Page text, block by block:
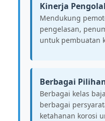
Kinerja
Mendukung
pengelasan,
untuk pembuatan
Berbagai
Berbagai kelas
berbagai
ketahanan korosi